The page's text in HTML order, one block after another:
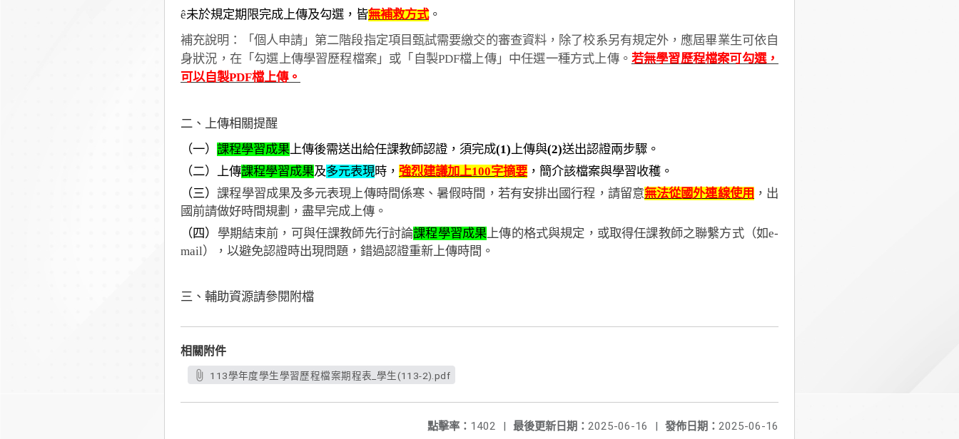
ê未於規定期限完成上傳及勾選，皆無補救方式。
補充說明：「個人申請」第二階段指定項目甄試需要繳交的審查資料，除了校系另有規定外，應屆畢業生可依自
身狀況，在「勾選上傳學習歷程檔案」或「自製PDF檔上傳」中任選一種方式上傳。 若無學習歷程檔案可勾選，
可以自製PDF檔上傳。
二、上傳相關提醒
（一） 課程學習成果上傳後需送出給任課教師認證，須完成(1)上傳與(2)送出認證兩步驟。
（二） 上傳課程學習成果及多元表現時， 強烈建議加上100字摘要，簡介該檔案與學習收穫。
（三）課程學習成果及多元表現上傳時間係寒、暑假時間，若有安排出國行程，請留意無法從國外連線使用 ，出
國前請做好時間規劃，盡早完成上傳。
（四） 學期結束前，可與任課教師先行討論課程學習成果上傳的格式與規定，或取得任課教師之聯繫方式（如e-
mail），以避免認證時出現問題，錯過認證重新上傳時間。
三、輔助資源請參閱附檔
相關附件
113學年度學生學習歷程檔案期程表_學生(113-2).pdf
發佈日期： 2025-06-16
最後更新日期： 2025-06-16 |
點擊率： 1402 |